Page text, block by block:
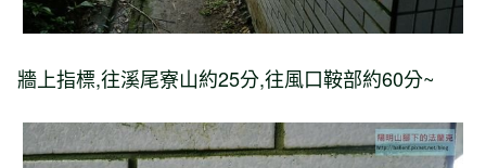
牆上指標,往溪尾寮山約25分,往風口鞍部約60分~